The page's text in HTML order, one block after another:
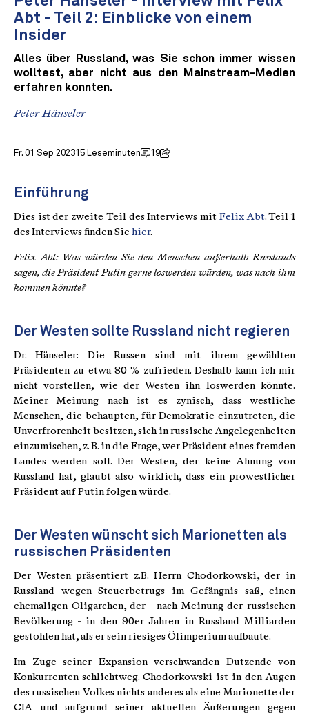
Abt - Teil 2: Einblicke von einem
Insider
Alles über Russland, was Sie schon immer wissen
wolltest, aber nicht aus den Mainstream-Medien
erfahren konnten.
Peter Hänseler
Fr. 01 Sep 202315 Leseminuten 19
Einführung
Dies ist der zweite Teil des Interviews mit Felix Abt. Teil 1
des Interviews finden Sie hier.
Felix Abt: Was würden Sie den Menschen außerhalb Russlands
sagen, die Präsident Putin gerne loswerden würden, was nach ihm
kommen könnte?
Der Westen sollte Russland nicht regieren
Dr. Hänseler: Die Russen sind mit ihrem gewählten
Präsidenten zu etwa 80 % zufrieden. Deshalb kann ich mir
nicht vorstellen, wie der Westen ihn loswerden könnte.
Meiner Meinung nach ist es zynisch, dass westliche
Menschen, die behaupten, für Demokratie einzutreten, die
Unverfrorenheit besitzen, sich in russische Angelegenheiten
einzumischen, z. B. in die Frage, wer Präsident eines fremden
Landes werden soll. Der Westen, der keine Ahnung von
Russland hat, glaubt also wirklich, dass ein prowestlicher
Präsident auf Putin folgen würde.
Der Westen wünscht sich Marionetten als
russischen Präsidenten
Der Westen präsentiert z.B. Herrn Chodorkowski, der in
Russland wegen Steuerbetrugs im Gefängnis saß, einen
ehemaligen Oligarchen, der - nach Meinung der russischen
Bevölkerung - in den 90er Jahren in Russland Milliarden
gestohlen hat, als er sein riesiges Ölimperium aufbaute.
Im Zuge seiner Expansion verschwanden Dutzende von
Konkurrenten schlichtweg. Chodorkowski ist in den Augen
des russischen Volkes nichts anderes als eine Marionette der
CIA und aufgrund seiner aktuellen Äußerungen gegen